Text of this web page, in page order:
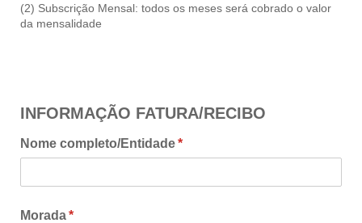
(2) Subscrição Mensal: todos os meses será cobrado o valor
da mensalidade
INFORMAÇÃO FATURA/RECIBO
Nome completo/​Entidade*
(obrigatório)
Morada*
(obrigatório)